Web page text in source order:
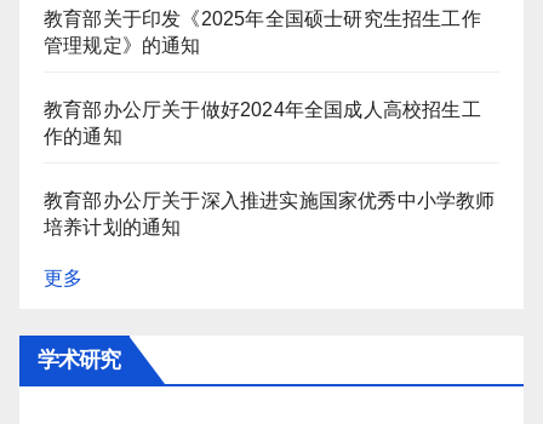
教育部关于印发《2025年全国硕士研究生招生工作
管理规定》的通知
教育部办公厅关于做好2024年全国成人高校招生工
作的通知
教育部办公厅关于深入推进实施国家优秀中小学教师
培养计划的通知
更多
学术研究